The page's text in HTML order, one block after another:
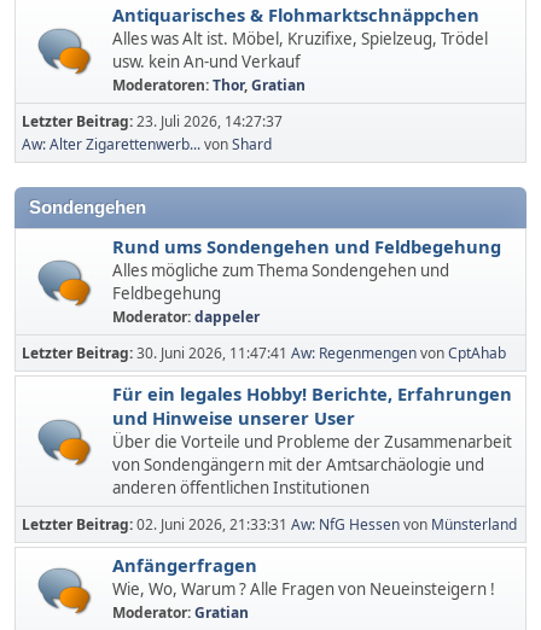
Antiquarisches & Flohmarktschnäppchen
Alles was Alt ist. Möbel, Kruzifixe, Spielzeug, Trödel
usw. kein An-und Verkauf
Moderatoren:Thor,Gratian
Letzter Beitrag:23. Juli 2026, 14:27:37
Aw: Alter Zigarettenwerb...vonShard
Sondengehen
Rund ums Sondengehen und Feldbegehung
Alles mögliche zum Thema Sondengehen und
Feldbegehung
Moderator:dappeler
Letzter Beitrag:30. Juni 2026, 11:47:41 Aw: RegenmengenvonCptAhab
Für ein legales Hobby! Berichte, Erfahrungen
und Hinweise unserer User
Über die Vorteile und Probleme der Zusammenarbeit
von Sondengängern mit der Amtsarchäologie und
anderen öffentlichen Institutionen
Letzter Beitrag:02. Juni 2026, 21:33:31 Aw: NfG Hessenvon Münsterland
Anfängerfragen
Wie, Wo, Warum ? Alle Fragen von Neueinsteigern !
Moderator:Gratian